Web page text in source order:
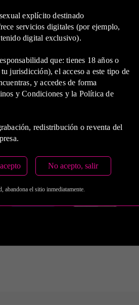
explícito destinado
servicios digitales (por ejemplo,
digital exclusivo).
que: tienes 18 años o
jurisdicción), el acceso a este tipo de
y accedes de forma
y Condiciones y la Política de
redistribución o reventa del
No acepto, salir
abandona el sitio inmediatamente.
transporte y preservativos